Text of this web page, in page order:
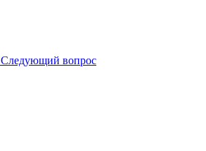
Следующий вопрос